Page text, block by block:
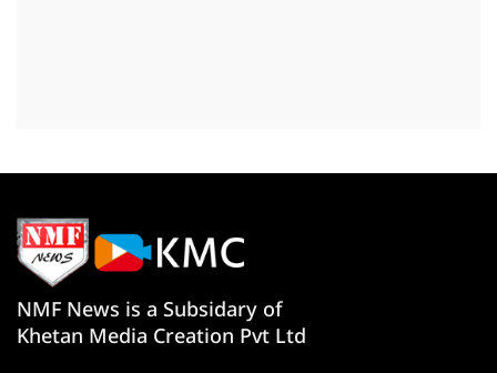
NMF News is a Subsidary of
Khetan Media Creation Pvt Ltd